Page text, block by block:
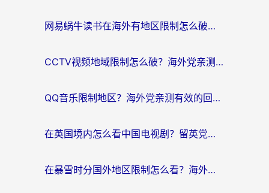
网易蜗牛读书在海外有地区限制怎么破解？3个实用方案帮你畅读无阻（附缅甸美国使用技巧）
CCTV视频地域限制怎么破？海外党亲测有效的回国加速解决方案
QQ音乐限制地区？海外党亲测有效的回国加速器选择指南（附听书音乐全攻略）
在英国境内怎么看中国电视剧？留英党亲测有效的追剧自由指南
在暴雪时分国外地区限制怎么看？海外党亲测有效的回国加速指南